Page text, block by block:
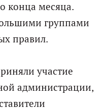
конца месяца.
группами
правил.
участие
администрации,